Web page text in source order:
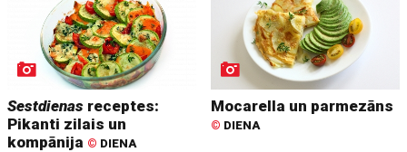
Sestdienas receptes:
Pikanti zilais un
kompānija © DIENA
Mocarella un parmezāns
© DIENA